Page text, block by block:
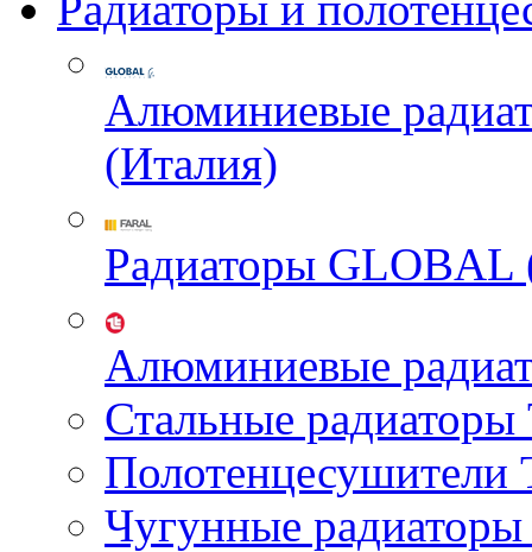
Алюминиевые
(Италия)
Радиаторы GLOBAL
Алюминиевые
Стальные
Чугунные